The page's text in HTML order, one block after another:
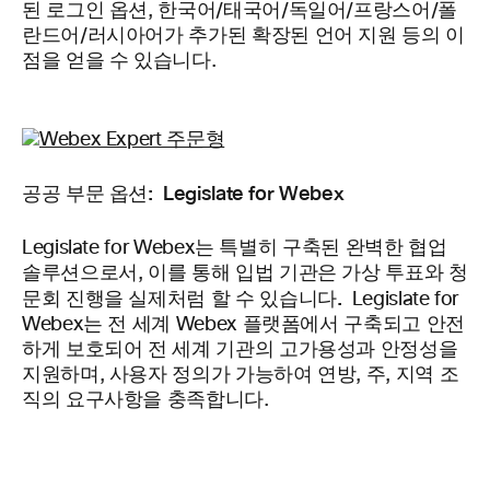
된 로그인 옵션, 한국어/태국어/독일어/프랑스어/폴
란드어/러시아어가 추가된 확장된 언어 지원 등의 이
점을 얻을 수 있습니다.
공공 부문 옵션: Legislate for Webex
Legislate for Webex는 특별히 구축된 완벽한 협업
솔루션으로서, 이를 통해 입법 기관은 가상 투표와 청
문회 진행을 실제처럼 할 수 있습니다.
Legislate for
Webex는 전 세계 Webex 플랫폼에서 구축되고 안전
하게 보호되어 전 세계 기관의 고가용성과 안정성을
지원하며, 사용자 정의가 가능하여 연방, 주, 지역 조
직의 요구사항을 충족합니다.